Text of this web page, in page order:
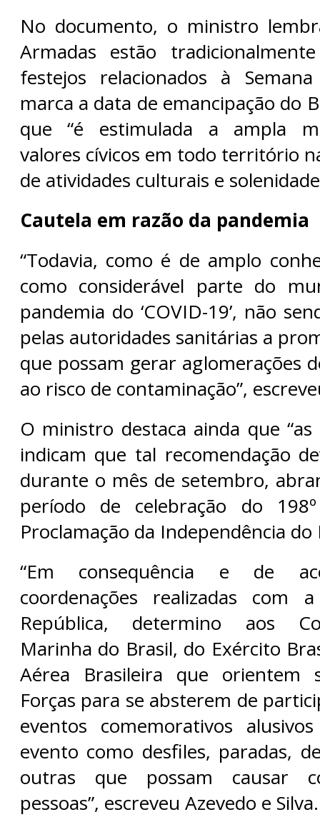
No documento, o ministro
Armadas estão
festejos relacionados à
marca a data de emancipação do
que “é estimulada a ampla
valores cívicos em todo território
de atividades culturais e
Cautela em razão da pandemia
“Todavia, como é de amplo
como considerável parte do
pandemia do ‘COVID-19’, não
pelas autoridades sanitárias a
que possam gerar aglomerações
ao risco de contaminação”,
O ministro destaca ainda que
indicam que tal recomendação
durante o mês de setembro,
período de celebração do
Proclamação da Independência do
“Em consequência e de
coordenações realizadas com
República, determino aos
Marinha do Brasil, do Exército
Aérea Brasileira que orientem
Forças para se absterem de
eventos comemorativos
evento como desfiles, paradas,
outras que possam causar
pessoas”, escreveu Azevedo e Silva.